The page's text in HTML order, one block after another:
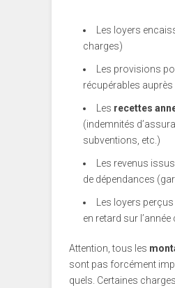
Les loyers
charges)
Les provisions
récupérables
Les recettes
(indemnités
subventions, etc.)
Les revenus
de dépendances
Les loyers
en retard sur
Attention, tous les
sont pas forcément
quels. Certaines